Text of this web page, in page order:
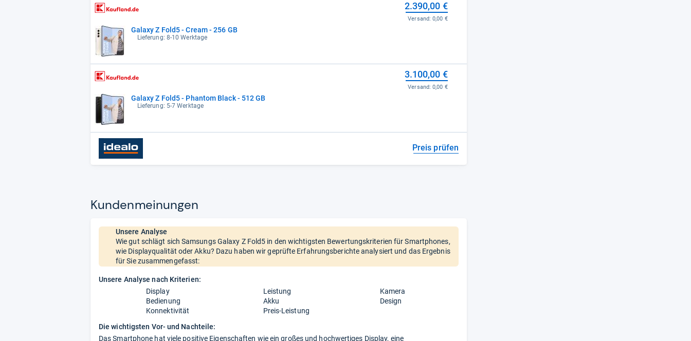
Galaxy Z Fold5 - Cream - 256 GB
Lieferung: 8-10 Werktage
2.390,00 €
Versand:0,00 €
Galaxy Z Fold5 - Phantom Black - 512 GB
Lieferung: 5-7 Werktage
3.100,00 €
Versand:0,00 €
Preis prüfen
Kun­den­mei­nun­gen
Unsere Analyse
Wie gut schlägt sich Samsungs Galaxy Z Fold5 in den wichtigsten Bewertungskriterien für Smartphones,
wie Displayqualität oder Akku? Dazu haben wir geprüfte Erfahrungsberichte analysiert und das Ergebnis
für Sie zusammengefasst:
Unsere Analyse nach Kriterien:
Display
Leistung
Kamera
Bedienung
Akku
Design
Konnektivität
Preis-Leistung
Die wichtigsten Vor- und Nachteile:
Das Smartphone hat viele positive Eigenschaften wie ein großes und hochwertiges Display, eine